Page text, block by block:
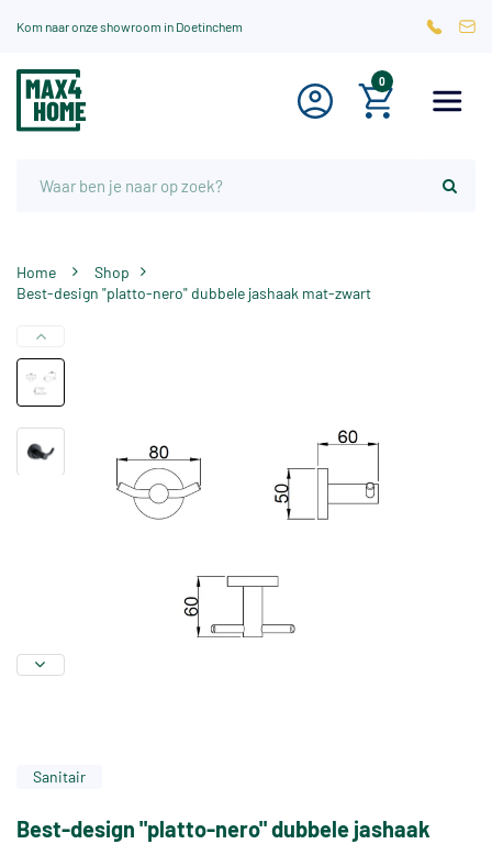
Kom naar onze showroom in Doetinchem
0
Home
Shop
Best-design "platto-nero" dubbele jashaak mat-zwart
Sanitair
Best-design "platto-nero" dubbele jashaak